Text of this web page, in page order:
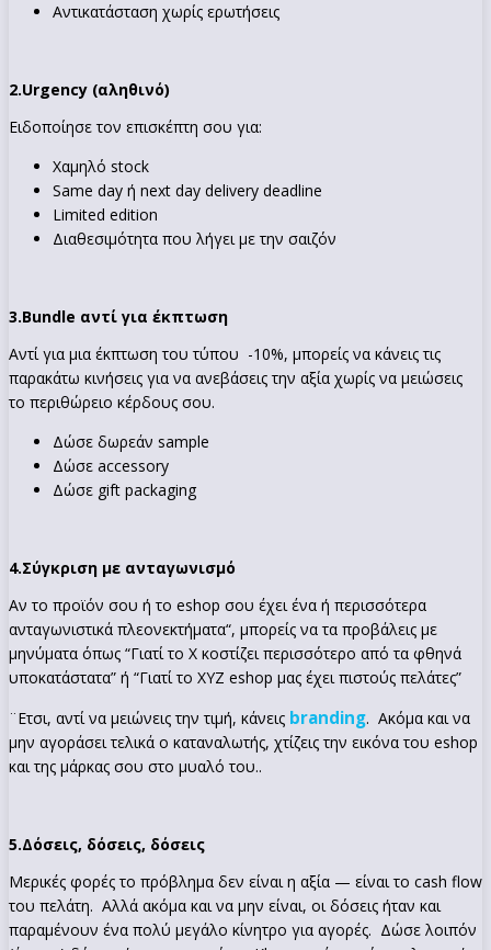
Αντικατάσταση χωρίς ερωτήσεις
2.Urgency (αληθινό)
Ειδοποίησε τον επισκέπτη σου για:
Χαμηλό stock
Same day ή next day delivery deadline
Limited edition
Διαθεσιμότητα που λήγει με την σαιζόν
3.Bundle αντί για έκπτωση
Αντί για μια έκπτωση του τύπου -10%, μπορείς να κάνεις τις
παρακάτω κινήσεις για να ανεβάσεις την αξία χωρίς να μειώσεις
το περιθώρειο κέρδους σου.
Δώσε δωρεάν sample
Δώσε accessory
Δώσε gift packaging
4.Σύγκριση με ανταγωνισμό
Αν το προϊόν σου ή το eshop σου έχει ένα ή περισσότερα
ανταγωνιστικά πλεονεκτήματα“, μπορείς να τα προβάλεις με
μηνύματα όπως “Γιατί το Χ κοστίζει περισσότερο από τα φθηνά
υποκατάστατα” ή “Γιατί το ΧΥΖ eshop μας έχει πιστούς πελάτες”
¨Ετσι, αντί να μειώνεις την τιμή, κάνεις branding. Ακόμα και να
μην αγοράσει τελικά ο καταναλωτής, χτίζεις την εικόνα του eshop
και της μάρκας σου στο μυαλό του..
5.Δόσεις, δόσεις, δόσεις
Μερικές φορές το πρόβλημα δεν είναι η αξία — είναι το cash flow
του πελάτη. Αλλά ακόμα και να μην είναι, οι δόσεις ήταν και
παραμένουν ένα πολύ μεγάλο κίνητρο για αγορές. Δώσε λοιπόν